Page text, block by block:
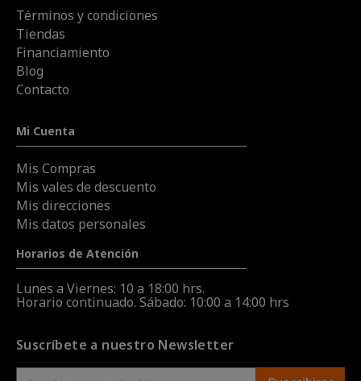
Términos y condiciones
Tiendas
Financiamiento
Blog
Contacto
Mi Cuenta
Mis Compras
Mis vales de descuento
Mis direcciones
Mis datos personales
Horarios de Atención
Lunes a Viernes: 10 a 18:00 hrs.
Horario continuado. Sábado: 10:00 a 14:00 hrs
Suscríbete a nuestro Newsletter